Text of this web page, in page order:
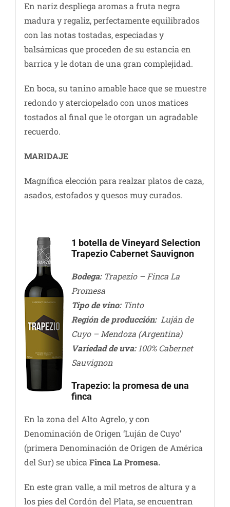
En nariz despliega aromas a fruta negra
madura y regaliz, perfectamente equilibrados
con las notas tostadas, especiadas y
balsámicas que proceden de su estancia en
barrica y le dotan de una gran complejidad.
En boca, su tanino amable hace que se muestre
redondo y aterciopelado con unos matices
tostados al final que le otorgan un agradable
recuerdo.
MARIDAJE
Magnífica elección para realzar platos de caza,
asados, estofados y quesos muy curados.
1 botella de Vineyard Selection
Trapezio Cabernet Sauvignon
Bodega: Trapezio – Finca La
Promesa
Tipo de vino:Tinto
Región de producción:Luján de
Cuyo – Mendoza (Argentina)
Variedad de uva:100% Cabernet
Sauvignon
Trapezio: la promesa de una
finca
En la zona del Alto Agrelo, y con
Denominación de Origen ‘Luján de Cuyo’
(primera Denominación de Origen de América
del Sur) se ubica Finca La Promesa.
En este gran valle, a mil metros de altura y a
los pies del Cordón del Plata, se encuentran